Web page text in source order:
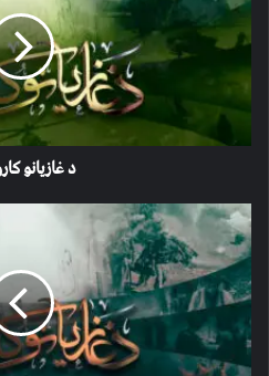
د غازیانو
د
غازیانو
کاروان
۱۰